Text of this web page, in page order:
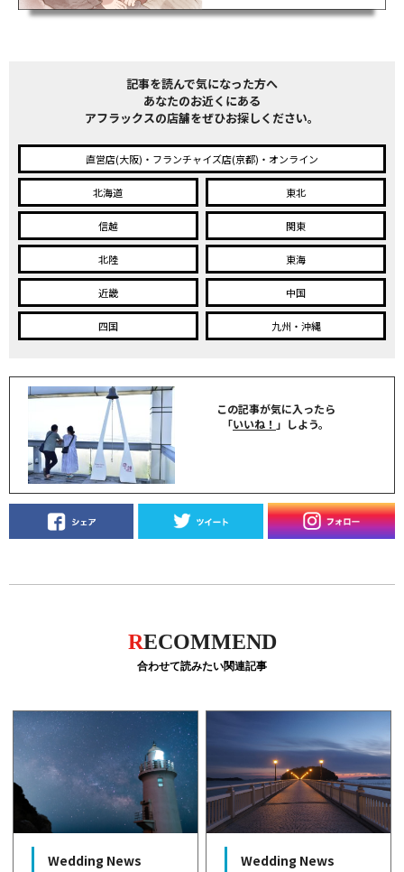
記事を読んで気になった方へ
あなたのお近くにある
アフラックスの店舗をぜひお探しください。
直営店(大阪)・フランチャイズ店(京都)・オンライン
北海道 東北
信越 関東
北陸 東海
近畿 中国
四国 九州・沖縄
この記事が気に入ったら
「いいね！ 」しよう。
RECOMMEND
合わせて読みたい関連記事
Wedding News Wedding News